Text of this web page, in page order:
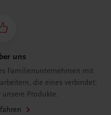
uns
Familienunternehmen mit
die eines verbindet:
unsere Produkte.